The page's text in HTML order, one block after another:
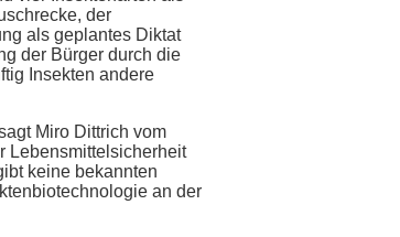
der
als geplantes Diktat
der Bürger durch die
Insekten andere
Miro Dittrich vom
Lebensmittelsicherheit
keine bekannten
an der